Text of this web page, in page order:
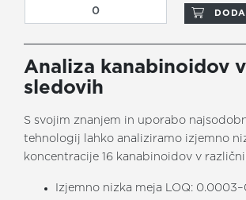
Analiza kanabinoidov v
sledovih
S svojim znanjem in uporabo
tehnologij lahko analiziramo izjemno
koncentracije 16 kanabinoidov v
Izjemno nizka meja LOQ: